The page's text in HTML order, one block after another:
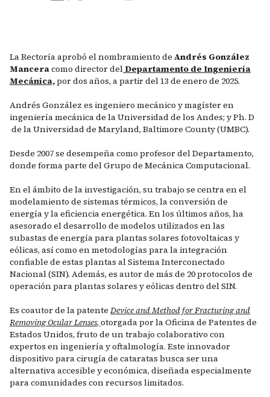
La Rectoría aprobó el nombramiento de Andrés González
Manceracomo director del Departamento de Ingeniería
Mecánica,por dos años, a partir del 13 de enero de 2025.
Andrés González es ingeniero mecánico y magíster en
ingeniería mecánica de la Universidad de los Andes; y Ph. D
de la Universidad de Maryland, Baltimore County (UMBC).
Desde 2007 se desempeña como profesor del Departamento,
donde forma parte del Grupo de Mecánica Computacional.
En el ámbito de la investigación, su trabajo se centra en el
modelamiento de sistemas térmicos, la conversión de
energía y la eficiencia energética. En los últimos años, ha
asesorado el desarrollo de modelos utilizados en las
subastas de energía para plantas solares fotovoltaicas y
eólicas, así como en metodologías para la integración
confiable de estas plantas al Sistema Interconectado
Nacional (SIN). Además, es autor de más de 20 protocolos de
operación para plantas solares y eólicas dentro del SIN.
Es coautor de la patente Device and Method for Fracturing and
Removing Ocular Lenses, otorgada por la Oficina de Patentes de
Estados Unidos, fruto de un trabajo colaborativo con
expertos en ingeniería y oftalmología. Este innovador
dispositivo para cirugía de cataratas busca ser una
alternativa accesible y económica, diseñada especialmente
para comunidades con recursos limitados.